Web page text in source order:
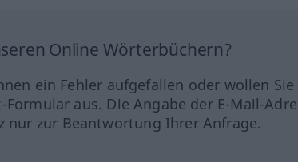
Online Wörterbüchern?
ein Fehler aufgefallen oder wollen
Formular aus. Die Angabe der E-Mail-
nur zur Beantwortung Ihrer Anfrage.